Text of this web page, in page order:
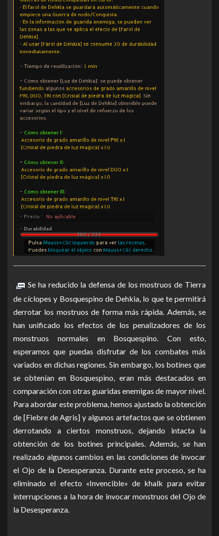
Se ha reducido la defensa de los mostruos de Tierra
de cíclopes y Bosquespino de Dehkia, lo que te permitirá
derrotar los mostruos de forma más rápida. Además, se
han unificado los efectos de los penalizadores de los
monstruos normales en Bosquespino. Con esto,
esperamos que puedas disfrutar de los combates más
variados en dichas regiones. Sin embargo, los botines que
se obtenían en Bosquespino, eran más destacados en
comparación con otras guaridas enemigas de mayor nivel.
Para abordar este problema, hemos ajustado la obtención
de [Fiebre de Agris] y algunos artefactos que se obtienen
derrotando a ciertos monstruos, dejando intacta la
obtención de los botines principales. Además, se han
realizado algunos cambios en las condiciones de invocar
el Ojo de la Desesperanza. Durante este proceso, se ha
eliminado el efecto «Invencible» de khalk para evitar
interrupciones a la hora de invocar monstruos del Ojo de
la Desesperanza.